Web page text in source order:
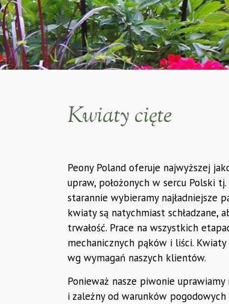
Kwiaty cięte
Peony Poland oferuje najwyższej
upraw, położonych w sercu Polski
starannie wybieramy najładniejsze
kwiaty są natychmiast schładzane,
trwałość. Prace na wszystkich
mechanicznych pąków i liści.
wg wymagań naszych klientów.
Ponieważ nasze piwonie
i zależny od warunków